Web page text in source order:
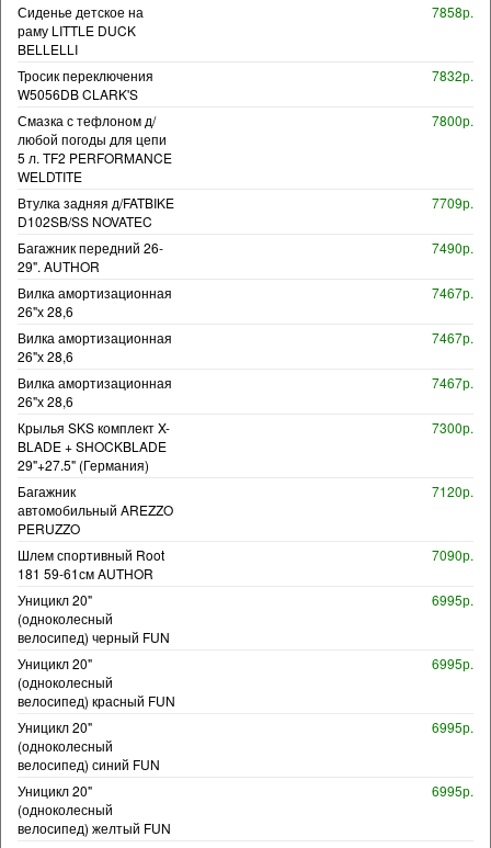
Сиденье детское на
раму LITTLE DUCK
BELLELLI
7858р.
Тросик переключения
W5056DB CLARK'S
7832р.
Смазка с тефлоном д/
любой погоды для цепи
5 л. TF2 PERFORMANCE
WELDTITE
7800р.
Втулка задняя д/FATBIKE
D102SB/SS NOVATEC
7709р.
Багажник передний 26-
29". AUTHOR
7490р.
Вилка амортизационная
26"х 28,6
7467р.
Вилка амортизационная
26"х 28,6
7467р.
Вилка амортизационная
26"х 28,6
7467р.
Крылья SKS комплект X-
BLADE + SHOCKBLADE
29"+27.5" (Германия)
7300р.
Багажник
автомобильный AREZZO
PERUZZO
7120р.
Шлем спортивный Root
181 59-61см AUTHOR
7090р.
Уницикл 20"
(одноколесный
велосипед) черный FUN
6995р.
Уницикл 20"
(одноколесный
велосипед) красный FUN
6995р.
Уницикл 20"
(одноколесный
велосипед) синий FUN
6995р.
Уницикл 20"
(одноколесный
велосипед) желтый FUN
6995р.